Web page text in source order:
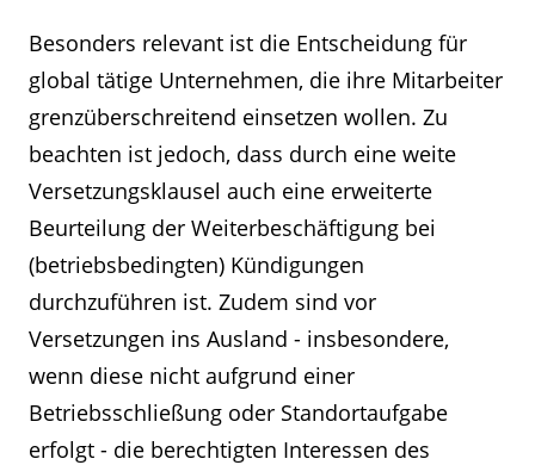
Besonders relevant ist die Entscheidung für
global tätige Unternehmen, die ihre Mitarbeiter
grenzüberschreitend einsetzen wollen. Zu
beachten ist jedoch, dass durch eine weite
Versetzungsklausel auch eine erweiterte
Beurteilung der Weiterbeschäftigung bei
(betriebsbedingten) Kündigungen
durchzuführen ist. Zudem sind vor
Versetzungen ins Ausland - insbesondere,
wenn diese nicht aufgrund einer
Betriebsschließung oder Standortaufgabe
erfolgt - die berechtigten Interessen des